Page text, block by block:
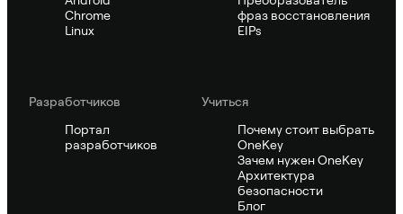
Chrome
Linux
фраз восстановления
EIPs
Pазработчиков
Портал
разработчиков
Учиться
Почему стоит выбрать
OneKey
Зачем нужен OneKey
Архитектура
безопасности
Блог